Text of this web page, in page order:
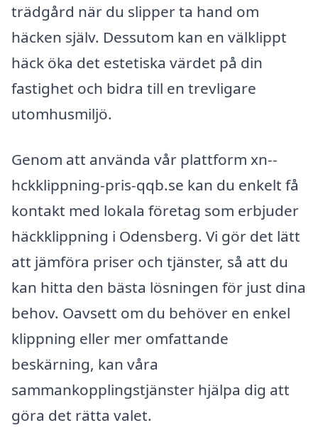
trädgård när du slipper ta hand om
häcken själv. Dessutom kan en välklippt
häck öka det estetiska värdet på din
fastighet och bidra till en trevligare
utomhusmiljö.
Genom att använda vår plattform xn--
hckklippning-pris-qqb.se kan du enkelt få
kontakt med lokala företag som erbjuder
häckklippning i Odensberg. Vi gör det lätt
att jämföra priser och tjänster, så att du
kan hitta den bästa lösningen för just dina
behov. Oavsett om du behöver en enkel
klippning eller mer omfattande
beskärning, kan våra
sammankopplingstjänster hjälpa dig att
göra det rätta valet.